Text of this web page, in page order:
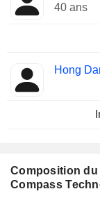
40 ans
Hong
Composition
Compass